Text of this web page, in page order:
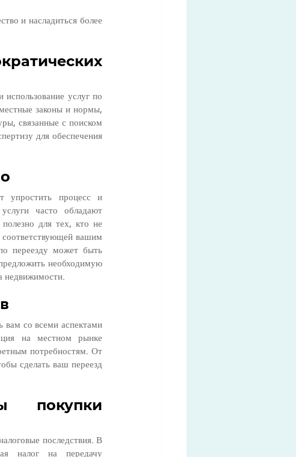
и насладиться более
услуг по
законы и нормы,
связанные с поиском
для обеспечения
упростить процесс и
часто обладают
для тех, кто не
вашим
переезду может быть
необходимую
недвижимости.
вам со всеми аспектами
на местном рынке
потребностям. От
сделать ваш переезд
покупки
последствия. В
налог на передачу